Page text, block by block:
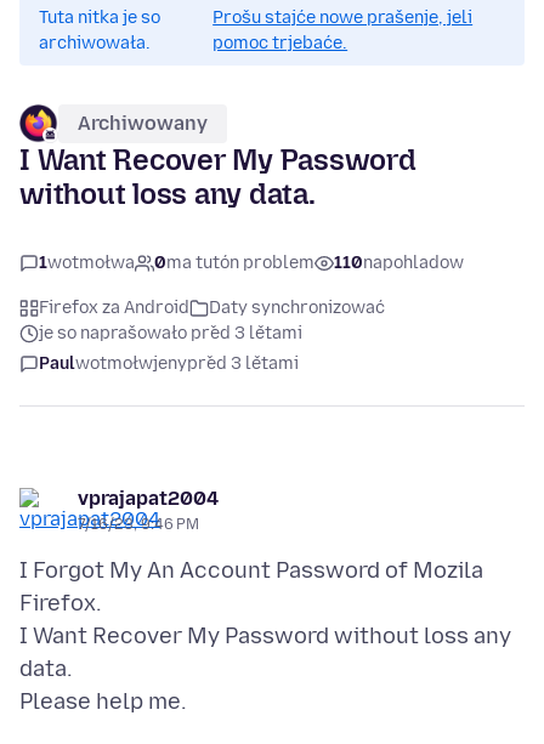
Tuta nitka je so
archiwowała.
Prošu stajće nowe prašenje, jeli
pomoc trjebaće.
Archiwowany
I Want Recover My Password
without loss any data.
1wotmołwa 0ma tutón problem 110napohladow
Firefox za Android
Daty synchronizować
je so naprašowało před 3 lětami
Paulwotmołwjenypřed 3 lětami
vprajapat2004
7/16/23, 9:46 PM
I Forgot My An Account Password of Mozila
Firefox.
I Want Recover My Password without loss any
data.